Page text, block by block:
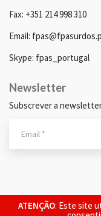
ATENÇÃO: Este site
Fax: +351 214 998 310
Email:
Skype: fpas_portugal
Newsletter
Subscrever a
© 2026